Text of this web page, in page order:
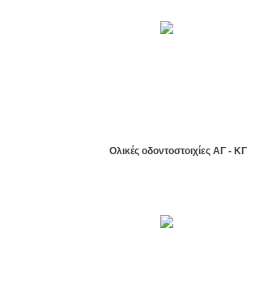
Ολικές οδοντοστοιχίες ΑΓ - ΚΓ